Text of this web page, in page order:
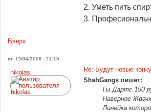
2. Уметь пить
3.
Вверх
вт, 15/04/2008 - 21:15
nikolas
Re: Будут новые
ShahGangs пишет:
Гы.Дартс 150
Наверное
Линейка